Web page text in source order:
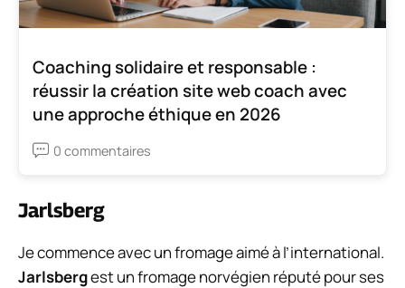
Coaching solidaire et responsable :
réussir la création site web coach avec
une approche éthique en 2026
0 commentaires
Jarlsberg
Je commence avec un fromage aimé à l’international.
Jarlsbergest un fromage norvégien réputé pour ses